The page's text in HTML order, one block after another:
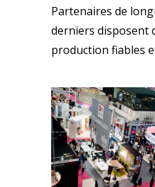
Partenaires de
derniers disposent
production fiables